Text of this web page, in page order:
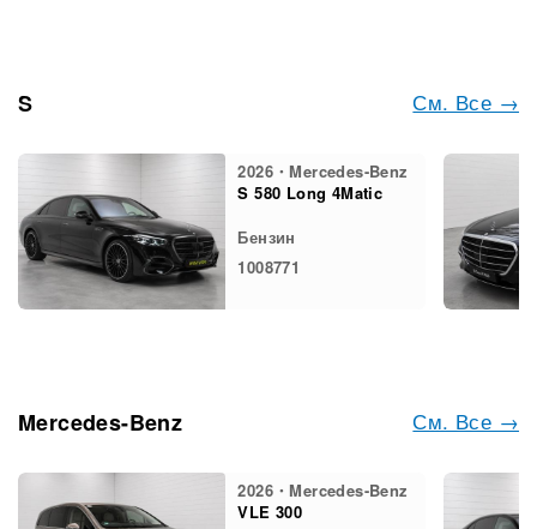
См. Все →
S
2026・Mercedes-Benz
S 580 Long 4Matic
Бензин
1008771
См. Все →
Mercedes-Benz
2026・Mercedes-Benz
VLE 300